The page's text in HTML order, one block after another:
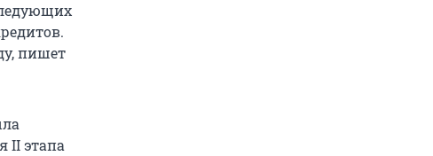
пишет
II этапа